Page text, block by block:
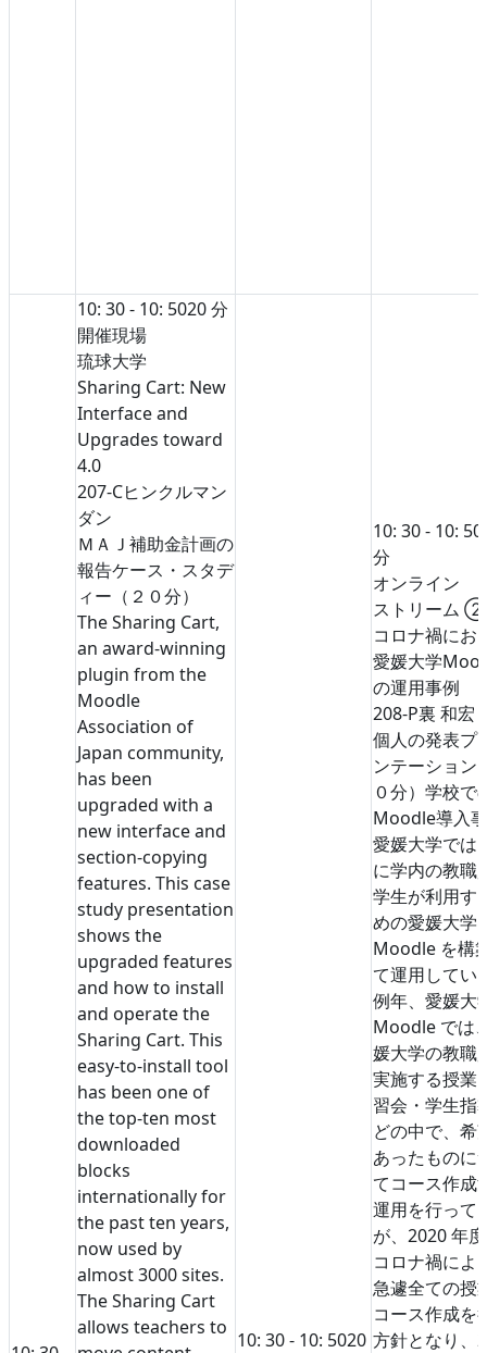
10: 30 - 10: 5020 分
開催現場
琉球大学
Sharing Cart: New
Interface and
Upgrades toward
4.0
207-Cヒンクルマン
ダン
ＭＡＪ補助金計画の
報告ケース・スタデ
ィー（２０分）
The Sharing Cart,
an award-winning
plugin from the
Moodle
Association of
Japan community,
has been
upgraded with a
new interface and
section-copying
features. This case
study presentation
shows the
upgraded features
and how to install
and operate the
Sharing Cart. This
easy-to-install tool
has been one of
the top-ten most
downloaded
blocks
internationally for
the past ten years,
now used by
almost 3000 sites.
The Sharing Cart
allows teachers to
10: 30 - 10: 5020
10: 30 - 10: 50
分
オンライン
ストリーム ②
コロナ禍にお
愛媛大学
の運用事例
208-P裏 和宏
個人の発表プ
ンテーション
０分） 学校で
Moodle導入
愛媛大学では
に学内の教職
学生が利用す
めの愛媛大学
Moodle を構
て運用してい
例年、愛媛大
Moodle では
媛大学の教職
実施する授業
習会・学生指
どの中で、希
あったものに
てコース作成
運用を行って
が、2020 年
コロナ禍によ
急遽全ての授
コース作成を
方針となり、